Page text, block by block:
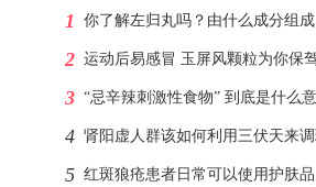
1
2 运动后易感冒 玉屏风颗粒为你保
3 “忌辛辣刺激性食物” 到底是什么
4
5